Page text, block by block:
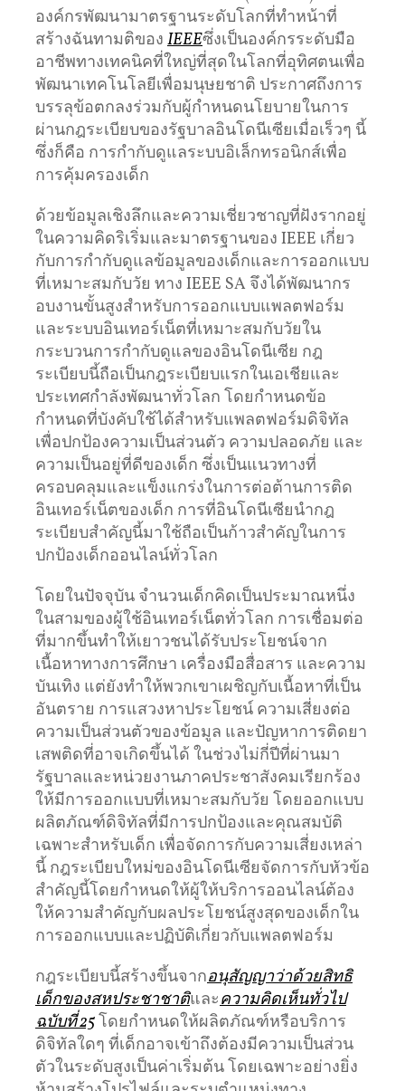
องค์กรพัฒนามาตรฐานระดับโลกที่ทำหน้าที่
สร้างฉันทามติของ IEEEซึ่งเป็นองค์กรระดับมือ
อาชีพทางเทคนิคที่ใหญ่ที่สุดในโลกที่อุทิศตนเพื่อ
พัฒนาเทคโนโลยีเพื่อมนุษยชาติ ประกาศถึงการ
บรรลุข้อตกลงร่วมกับผู้กำหนดนโยบายในการ
ผ่านกฎระเบียบของรัฐบาลอินโดนีเซียเมื่อเร็วๆ นี้
ซึ่งก็คือ การกำกับดูแลระบบอิเล็กทรอนิกส์เพื่อ
การคุ้มครองเด็ก
ด้วยข้อมูลเชิงลึกและความเชี่ยวชาญที่ฝังรากอยู่
ในความคิดริเริ่มและมาตรฐานของ IEEE เกี่ยว
กับการกำกับดูแลข้อมูลของเด็กและการออกแบบ
ที่เหมาะสมกับวัย ทาง IEEE SA จึงได้พัฒนากร
อบงานขั้นสูงสำหรับการออกแบบแพลตฟอร์ม
และระบบอินเทอร์เน็ตที่เหมาะสมกับวัยใน
กระบวนการกำกับดูแลของอินโดนีเซีย กฎ
ระเบียบนี้ถือเป็นกฎระเบียบแรกในเอเชียและ
ประเทศกำลังพัฒนาทั่วโลก โดยกำหนดข้อ
กำหนดที่บังคับใช้ได้สำหรับแพลตฟอร์มดิจิทัล
เพื่อปกป้องความเป็นส่วนตัว ความปลอดภัย และ
ความเป็นอยู่ที่ดีของเด็ก ซึ่งเป็นแนวทางที่
ครอบคลุมและแข็งแกร่งในการต่อต้านการติด
อินเทอร์เน็ตของเด็ก การที่อินโดนีเซียนำกฎ
ระเบียบสำคัญนี้มาใช้ถือเป็นก้าวสำคัญในการ
ปกป้องเด็กออนไลน์ทั่วโลก
โดยในปัจจุบัน จำนวนเด็กคิดเป็นประมาณหนึ่ง
ในสามของผู้ใช้อินเทอร์เน็ตทั่วโลก การเชื่อมต่อ
ที่มากขึ้นทำให้เยาวชนได้รับประโยชน์จาก
เนื้อหาทางการศึกษา เครื่องมือสื่อสาร และความ
บันเทิง แต่ยังทำให้พวกเขาเผชิญกับเนื้อหาที่เป็น
อันตราย การแสวงหาประโยชน์ ความเสี่ยงต่อ
ความเป็นส่วนตัวของข้อมูล และปัญหาการติดยา
เสพติดที่อาจเกิดขึ้นได้ ในช่วงไม่กี่ปีที่ผ่านมา
รัฐบาลและหน่วยงานภาคประชาสังคมเรียกร้อง
ให้มีการออกแบบที่เหมาะสมกับวัย โดยออกแบบ
ผลิตภัณฑ์ดิจิทัลที่มีการปกป้องและคุณสมบัติ
เฉพาะสำหรับเด็ก เพื่อจัดการกับความเสี่ยงเหล่า
นี้ กฎระเบียบใหม่ของอินโดนีเซียจัดการกับหัวข้อ
สำคัญนี้โดยกำหนดให้ผู้ให้บริการออนไลน์ต้อง
ให้ความสำคัญกับผลประโยชน์สูงสุดของเด็กใน
การออกแบบและปฏิบัติเกี่ยวกับแพลตฟอร์ม
กฎระเบียบนี้สร้างขึ้นจากอนุสัญญาว่าด้วยสิทธิ
เด็กของสหประชาชาติและความคิดเห็นทั่วไป
ฉบับที่ 25 โดยกำหนดให้ผลิตภัณฑ์หรือบริการ
ดิจิทัลใดๆ ที่เด็กอาจเข้าถึงต้องมีความเป็นส่วน
ตัวในระดับสูงเป็นค่าเริ่มต้น โดยเฉพาะอย่างยิ่ง